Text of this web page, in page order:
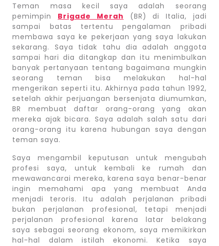
Teman masa kecil saya adalah seorang
pemimpin Brigade Merah (BR) di Italia, jadi
sampai batas tertentu pengalaman pribadi
membawa saya ke pekerjaan yang saya lakukan
sekarang. Saya tidak tahu dia adalah anggota
sampai hari dia ditangkap dan itu menimbulkan
banyak pertanyaan tentang bagaimana mungkin
seorang teman bisa melakukan hal-hal
mengerikan seperti itu. Akhirnya pada tahun 1992,
setelah akhir perjuangan bersenjata diumumkan,
BR membuat daftar orang-orang yang akan
mereka ajak bicara. Saya adalah salah satu dari
orang-orang itu karena hubungan saya dengan
teman saya.
Saya mengambil keputusan untuk mengubah
profesi saya, untuk kembali ke rumah dan
mewawancarai mereka, karena saya benar-benar
ingin memahami apa yang membuat Anda
menjadi teroris. Itu adalah perjalanan pribadi
bukan perjalanan profesional, tetapi menjadi
perjalanan profesional karena latar belakang
saya sebagai seorang ekonom, saya memikirkan
hal-hal dalam istilah ekonomi. Ketika saya